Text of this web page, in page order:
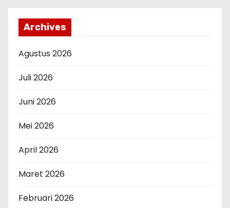
Archives
Agustus 2026
Juli 2026
Juni 2026
Mei 2026
April 2026
Maret 2026
Februari 2026